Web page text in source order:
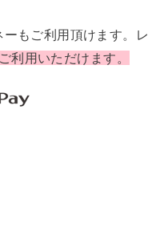
もご利用頂けます。レ
利用いただけます。